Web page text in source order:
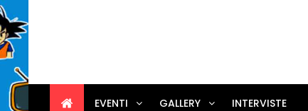
EVENTI GALLERY INTERVISTE